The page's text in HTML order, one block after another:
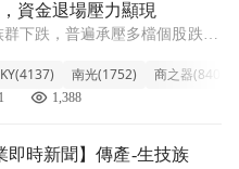
資金退場壓力顯現
群下跌，普遍承壓多檔個股跌勢
，整體氛圍偏空。盤面上，包
KY、金穎生技、泰宗及藥華藥
南光(1752) 商之器(8409)
1,388
-生技族群強勢表態，新藥
即時新聞】傳產-生技族